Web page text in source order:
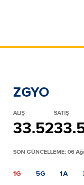
ZGYO
ALIŞ
33.52
SATIŞ
SON GÜNCELLEME: 06
1G 5G 1A